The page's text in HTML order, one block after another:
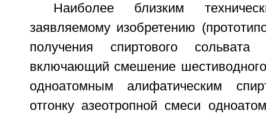
Наиболее близким
заявляемому изобретению
получения спиртового
включающий смешение
одноатомным алифатическим
отгонку азеотропной смеси